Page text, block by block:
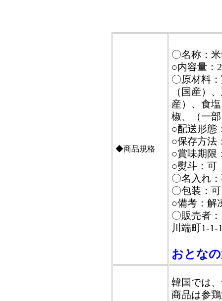
◆商品規格
〇名称：
○内容量：
〇原材料
（国産）
産）、食
椒、（一
○配送形態
○保存方法
○賞味期限
○熨斗：可
〇名入れ
〇包装：可
○備考：解
〇販売者
川端町1-1-
おとな
韓国では
商品は参